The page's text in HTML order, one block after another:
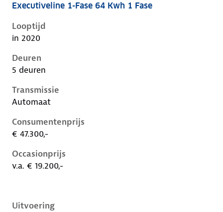
Kia Niro i-de-1e-facelift, 64 kwh 1 fase, 150 kW,
Executiveline 1-Fase 64 Kwh 1 Fase
Looptijd
in 2020
Deuren
5 deuren
Transmissie
Automaat
Consumentenprijs
€ 47.300,-
Occasionprijs
v.a. € 19.200,-
Uitvoering